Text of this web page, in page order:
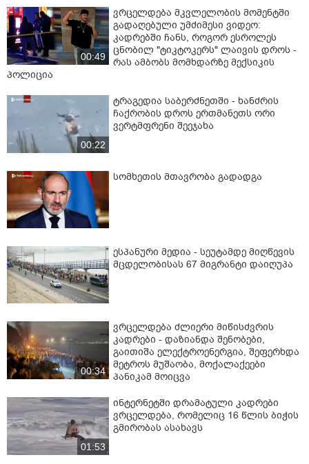
00:49
ვრცელდება მკვლელობის მომენტში
გადაღებული უმძიმესი ვიდეო:
კადრებში ჩანს, როგორ ესროლეს
ცნობილ "ტიკტოკერს" ლაივის დროს -
რას ამბობს მომხდარზე მექსიკის
პოლიცია
00:22
ტრაგედია საბერძნეთში - ხანძრის
ჩაქრობის დროს ერთმანეთს ორი
ვერტმფრენი შეეჯახა
სომხეთის მთავრობა გადადგა
ესპანური მედია - სეუტამდე მიღწევის
მცდელობისას 67 მიგრანტი დაიღუპა
00:34
ვრცელდება ძლიერი მიწისძვრის
კადრები - დაზიანდა შენობები,
გაითიშა ელექტროენერგია, შეფერხდა
მეტროს მუშაობა, მოქალაქეები
პანიკამ მოიცვა
01:53
ინ­ტერ­ნეტ­ში დრა­მა­ტუ­ლი კად­რე­ბი
ვრცელდება, რომელიც 16 წლის ბიჭის
გმირობას ასახავს